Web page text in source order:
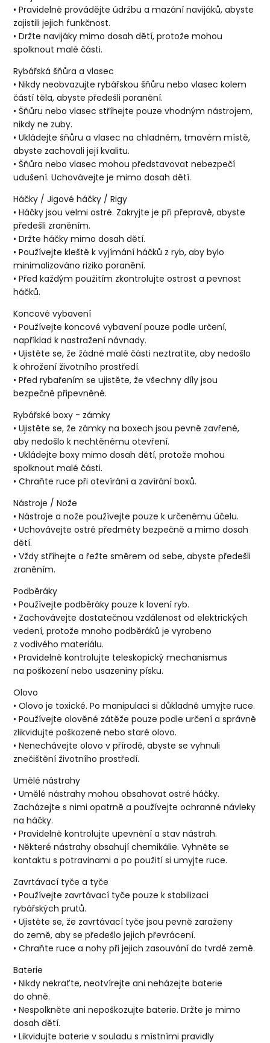
• Pravidelně provádějte údržbu a mazání navijáků, abyste
zajistili jejich funkčnost.
• Držte navijáky mimo dosah dětí, protože mohou
spolknout malé části.
Rybářská šňůra a vlasec
• Nikdy neobvazujte rybářskou šňůru nebo vlasec kolem
částí těla, abyste předešli poranění.
• Šňůru nebo vlasec stříhejte pouze vhodným nástrojem,
nikdy ne zuby.
• Ukládejte šňůru a vlasec na chladném, tmavém místě,
abyste zachovali její kvalitu.
• Šňůra nebo vlasec mohou představovat nebezpečí
udušení. Uchovávejte je mimo dosah dětí.
Háčky / Jigové háčky / Rigy
• Háčky jsou velmi ostré. Zakryjte je při přepravě, abyste
předešli zraněním.
• Držte háčky mimo dosah dětí.
• Používejte kleště k vyjímání háčků z ryb, aby bylo
minimalizováno riziko poranění.
• Před každým použitím zkontrolujte ostrost a pevnost
háčků.
Koncové vybavení
• Používejte koncové vybavení pouze podle určení,
například k nastražení návnady.
• Ujistěte se, že žádné malé části neztratíte, aby nedošlo
k ohrožení životního prostředí.
• Před rybařením se ujistěte, že všechny díly jsou
bezpečně připevněné.
Rybářské boxy - zámky
• Ujistěte se, že zámky na boxech jsou pevně zavřené,
aby nedošlo k nechtěnému otevření.
• Ukládejte boxy mimo dosah dětí, protože mohou
spolknout malé části.
• Chraňte ruce při otevírání a zavírání boxů.
Nástroje / Nože
• Nástroje a nože používejte pouze k určenému účelu.
• Uchovávejte ostré předměty bezpečně a mimo dosah
dětí.
• Vždy stříhejte a řežte směrem od sebe, abyste předešli
zraněním.
Podběráky
• Používejte podběráky pouze k lovení ryb.
• Zachovávejte dostatečnou vzdálenost od elektrických
vedení, protože mnoho podběráků je vyrobeno
z vodivého materiálu.
• Pravidelně kontrolujte teleskopický mechanismus
na poškození nebo usazeniny písku.
Olovo
• Olovo je toxické. Po manipulaci si důkladně umyjte ruce.
• Používejte olověné zátěže pouze podle určení a správně
zlikvidujte poškozené nebo staré olovo.
• Nenechávejte olovo v přírodě, abyste se vyhnuli
znečištění životního prostředí.
Umělé nástrahy
• Umělé nástrahy mohou obsahovat ostré háčky.
Zacházejte s nimi opatrně a používejte ochranné návleky
na háčky.
• Pravidelně kontrolujte upevnění a stav nástrah.
• Některé nástrahy obsahují chemikálie. Vyhněte se
kontaktu s potravinami a po použití si umyjte ruce.
Zavrtávací tyče a tyče
• Používejte zavrtávací tyče pouze k stabilizaci
rybářských prutů.
• Ujistěte se, že zavrtávací tyče jsou pevně zaraženy
do země, aby se předešlo jejich převrácení.
• Chraňte ruce a nohy při jejich zasouvání do tvrdé země.
Baterie
• Nikdy nekraťte, neotvírejte ani neházejte baterie
do ohně.
• Nespolkněte ani nepoškozujte baterie. Držte je mimo
dosah dětí.
• Likvidujte baterie v souladu s místními pravidly